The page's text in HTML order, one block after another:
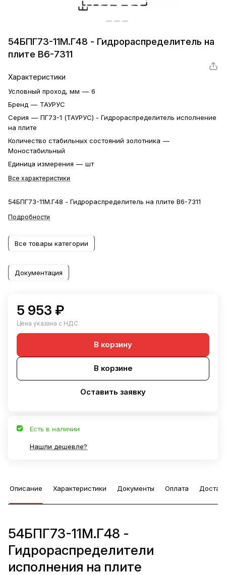
54БПГ73-11М.Г48 - Гидрораспределитель на
плите В6-7311
Характеристики
Условный проход, мм — 6
Бренд — ТАУРУС
Серия — ПГ73-1 (ТАУРУС) - Гидрораспределитель исполнение
на плите
Количество стабильных состояний золотника —
Моностабильный
Единица измерения — шт
Все характеристики
54БПГ73-11М.Г48 - Гидрораспределитель на плите В6-7311
Подробности
Все товары категории
Документация
5 953 ₽
Цена указана с НДС
В корзину
В корзине
Оставить заявку
Есть в наличии
Нашли дешевле?
Описание Характеристики Документы Оплата
54БПГ73-11М.Г48 -
Гидрораспределители
исполнения на плите